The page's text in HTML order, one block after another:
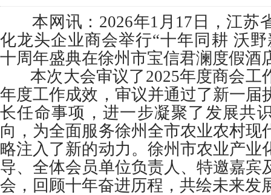
本网讯：2026年1月17日，江苏
化龙头企业商会举行“十年同耕 沃
十周年盛典在徐州市宝信君澜度假酒
本次大会审议了2025年度商会工
年度工作成效，审议并通过了新一届
长任命事项，进一步凝聚了发展共
向，为全面服务徐州全市农业农村现
略注入了新的动力。徐州市农业产业
导、全体会员单位负责人、特邀嘉宾
会，回顾十年奋进历程，共绘未来发